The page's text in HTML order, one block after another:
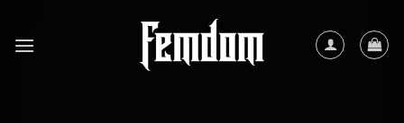
content